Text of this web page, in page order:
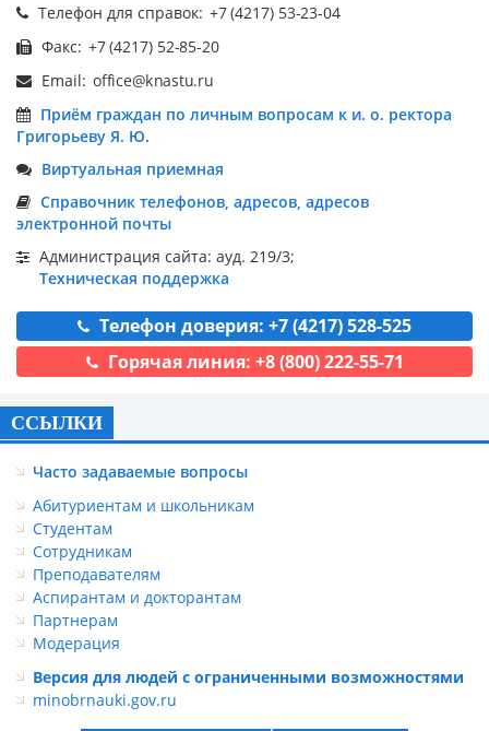
Телефон для справок:
Факс:
Email:
Приём граждан по личным вопросам к и. о. ректора
Григорьеву Я. Ю.
Виртуальная приемная
Справочник телефонов, адресов, адресов
электронной почты
Администрация сайта: ауд. 219/3;
Техническая поддержка
Телефон доверия: +7 (4217) 528-525
Горячая линия: +8 (800) 222-55-71
ССЫЛКИ
Часто задаваемые вопросы
Абитуриентам и школьникам
Студентам
Сотрудникам
Преподавателям
Аспирантам и докторантам
Партнерам
Модерация
Версия для людей с ограниченными возможностями
minobrnauki.gov.ru